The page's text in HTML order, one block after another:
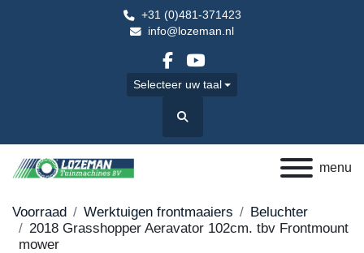
+31 (0)481-371423
info@lozeman.nl
facebook
youtube
Selecteer uw taal
Zoek
menu
Voorraad Werktuigen frontmaaiers
Beluchter
2018 Grasshopper Aeravator 102cm. tbv Frontmount
mower